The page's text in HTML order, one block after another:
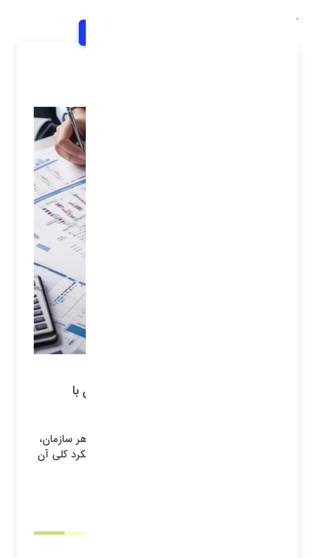
خانه
تحلیل مدیریت عملیات و بهینه سازی آن با
مدیریت عملیات به عنوان یکی از ارکان حیاتی هر سازمان،
نقش اساسی در بهبود بهره وری، کیفیت و عملکرد کلی آن